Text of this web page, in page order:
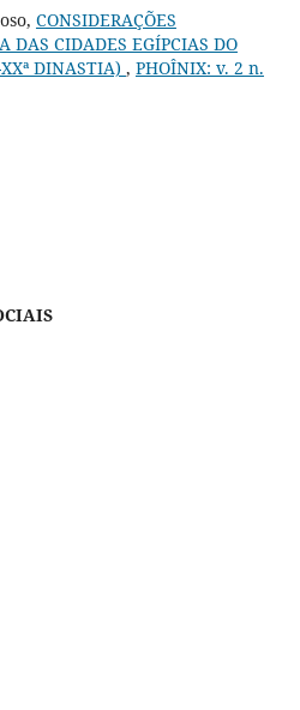
CONSIDERAÇÕES
DAS CIDADES EGÍPCIAS DO
DINASTIA) , PHOÎNIX: v. 2 n.